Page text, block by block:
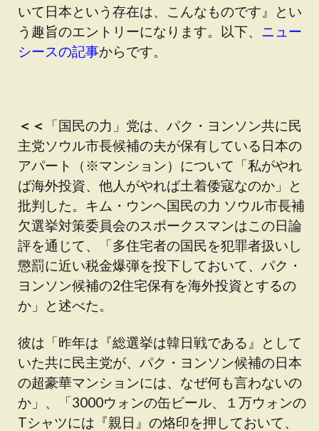
いて日本という存在は、こんなものです』とい
う趣旨のエントリーになります。以下、 ニュー
シースの記事からです。
＜＜
「国民の力」党は、パク・ヨンソン共に民
主党ソウル市長候補の夫が保有している日本の
アパート（※マンション）について「私がやれ
ば海外投資、他人がやれば土着倭寇なのか」と
批判した。キム・ウンヘ国民の力 ソウル市長補
欠選挙対策委員会のスポークスマンはこの日論
評を通じて、「多住宅者の国民を犯罪者扱いし
懲罰に近い税金爆弾を投下しておいて、パク・
ヨンソン候補の2住宅保有を海外投資とするの
か」と述べた。
彼は「昨年は『総選挙は韓日戦である』として
いた共に民主党が、パク・ヨンソン候補の日本
の超豪華マンションには、なぜ何も言わないの
か」、「3000ウォンの缶ビール、１万ウォンの
Tシャツには『親日』の烙印を押しておいて、